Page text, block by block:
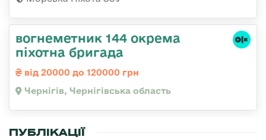
вогнеметник 144 окрема
піхотна бригада
від 20000 до 120000 грн
Чернігів, Чернігівська область
ПУБЛІКАЦІЇ